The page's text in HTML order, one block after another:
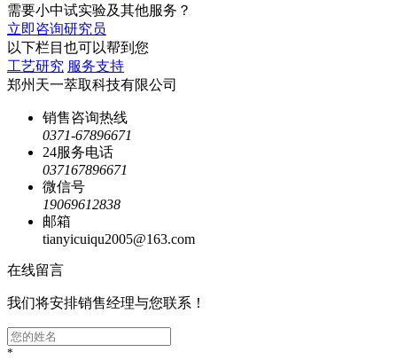
需要小中试实验及其他服务？
立即咨询研究员
以下栏目也可以帮到您
工艺研究 服务支持
郑州天一萃取科技有限公司
销售咨询热线
0371-67896671
24服务电话
037167896671
微信号
19069612838
邮箱
tianyicuiqu2005@163.com
在线留言
我们将安排销售经理与您联系！
*